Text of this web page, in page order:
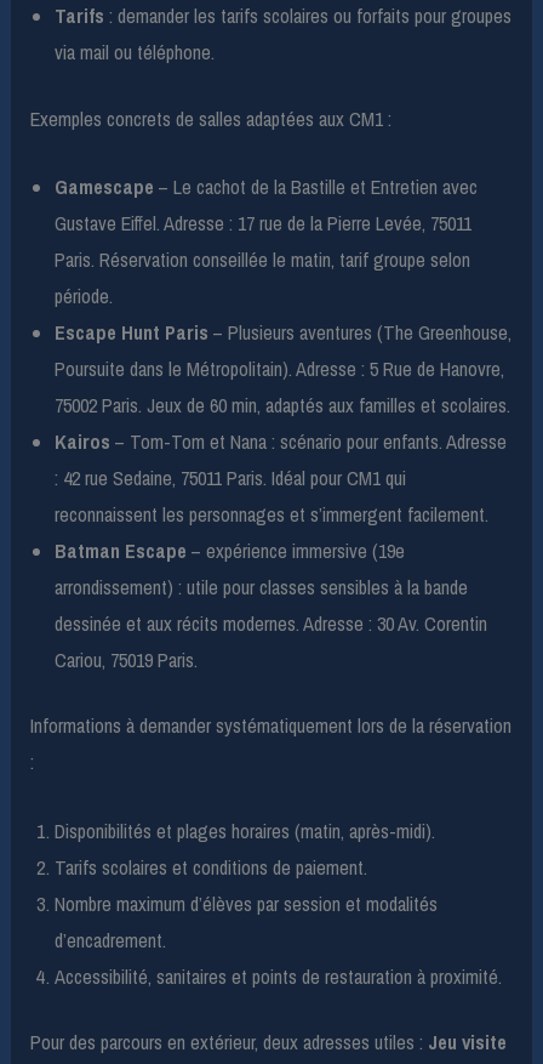
Tarifs : demander les tarifs scolaires ou forfaits pour groupes
via mail ou téléphone.
Exemples concrets de salles adaptées aux CM1 :
Gamescape – Le cachot de la Bastille et Entretien avec
Gustave Eiffel. Adresse : 17 rue de la Pierre Levée, 75011
Paris. Réservation conseillée le matin, tarif groupe selon
période.
Escape Hunt Paris – Plusieurs aventures (The Greenhouse,
Poursuite dans le Métropolitain). Adresse : 5 Rue de Hanovre,
75002 Paris. Jeux de 60 min, adaptés aux familles et scolaires.
Kairos – Tom-Tom et Nana : scénario pour enfants. Adresse
: 42 rue Sedaine, 75011 Paris. Idéal pour CM1 qui
reconnaissent les personnages et s’immergent facilement.
Batman Escape – expérience immersive (19e
arrondissement) : utile pour classes sensibles à la bande
dessinée et aux récits modernes. Adresse : 30 Av. Corentin
Cariou, 75019 Paris.
Informations à demander systématiquement lors de la réservation
:
Disponibilités et plages horaires (matin, après-midi).
Tarifs scolaires et conditions de paiement.
Nombre maximum d’élèves par session et modalités
d’encadrement.
Accessibilité, sanitaires et points de restauration à proximité.
Pour des parcours en extérieur, deux adresses utiles : Jeu visite